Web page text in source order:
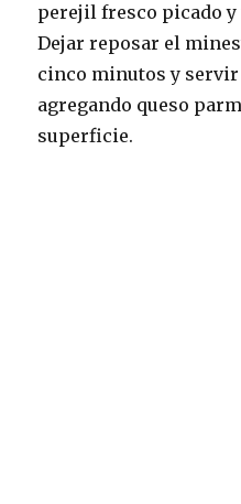
perejil fresco picado
Dejar reposar el
cinco minutos y
agregando queso
superficie.